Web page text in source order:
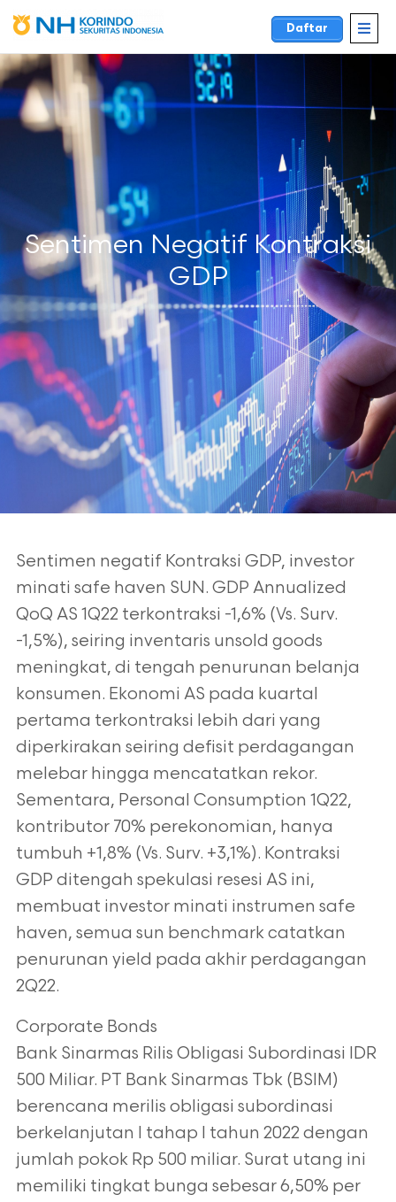
Daftar
Sentimen Negatif Kontraksi
GDP
Sentimen negatif Kontraksi GDP, investor
minati safe haven SUN. GDP Annualized
QoQ AS 1Q22 terkontraksi -1,6% (Vs. Surv.
-1,5%), seiring inventaris unsold goods
meningkat, di tengah penurunan belanja
konsumen. Ekonomi AS pada kuartal
pertama terkontraksi lebih dari yang
diperkirakan seiring defisit perdagangan
melebar hingga mencatatkan rekor.
Sementara, Personal Consumption 1Q22,
kontributor 70% perekonomian, hanya
tumbuh +1,8% (Vs. Surv. +3,1%). Kontraksi
GDP ditengah spekulasi resesi AS ini,
membuat investor minati instrumen safe
haven, semua sun benchmark catatkan
penurunan yield pada akhir perdagangan
2Q22.
Corporate Bonds
Bank Sinarmas Rilis Obligasi Subordinasi IDR
500 Miliar. PT Bank Sinarmas Tbk (BSIM)
berencana merilis obligasi subordinasi
berkelanjutan I tahap I tahun 2022 dengan
jumlah pokok Rp 500 miliar. Surat utang ini
memiliki tingkat bunga sebesar 6,50% per